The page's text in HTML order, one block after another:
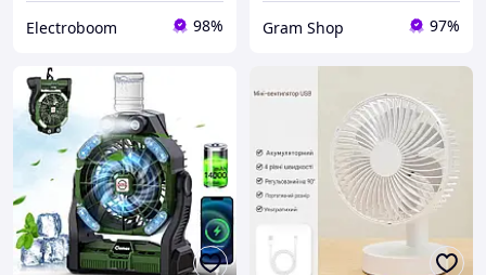
Electroboom 98% Gram Shop 97%